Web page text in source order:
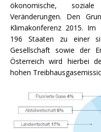
ökonomische,
Veränderungen. Den
Klimakonferenz 2015. Im
196 Staaten zu einer
Gesellschaft sowie der
Österreich wird hierbei
hohen